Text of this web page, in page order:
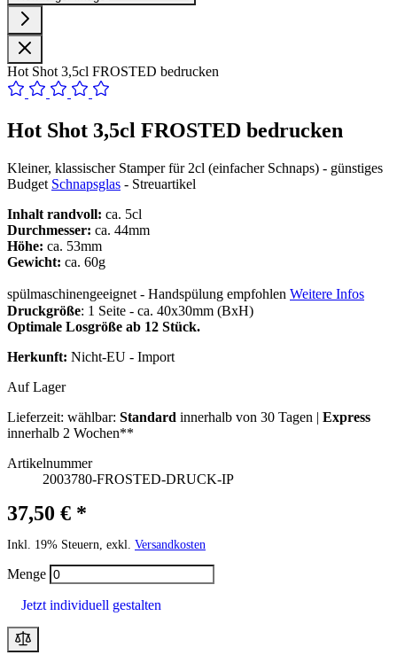
Hot Shot 3,5cl FROSTED bedrucken
Hot Shot 3,5cl FROSTED bedrucken
Kleiner, klassischer Stamper für 2cl (einfacher Schnaps) - günstiges
Budget Schnapsglas - Streuartikel
Inhalt randvoll: ca. 5cl
Durchmesser: ca. 44mm
Höhe: ca. 53mm
Gewicht: ca. 60g
spülmaschinengeeignet - Handspülung empfohlen Weitere Infos
Druckgröße: 1 Seite - ca. 40x30mm (BxH)
Optimale Losgröße ab 12 Stück.
Herkunft: Nicht-EU - Import
Auf Lager
Lieferzeit: wählbar: Standard innerhalb von 30 Tagen | Express
innerhalb 2 Wochen**
Artikelnummer
2003780-FROSTED-DRUCK-IP
37,50 € *
Inkl. 19% Steuern, exkl. Versandkosten
Menge
Jetzt individuell gestalten